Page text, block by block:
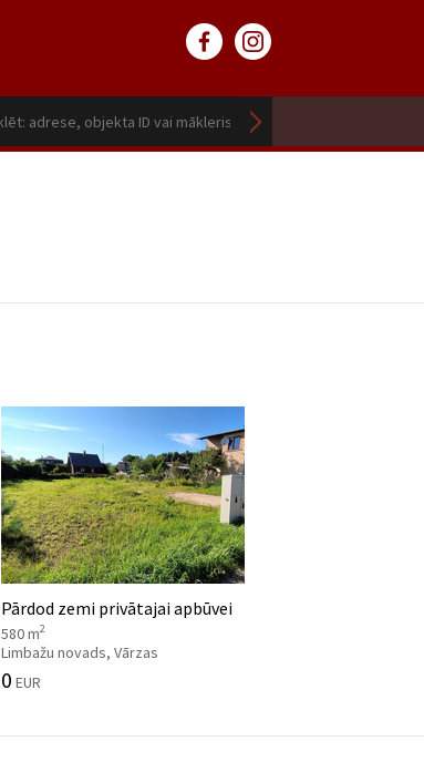
Pārdod zemi privātajai apbūvei
580 m2
Limbažu novads, Vārzas
0 EUR